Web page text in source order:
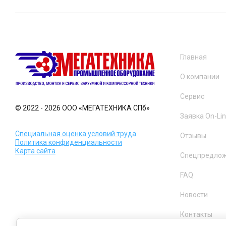
© 2022 - 2026 ООО «МЕГАТЕХНИКА СПб»
Специальная оценка условий труда
Политика конфиденциальности
Карта сайта
Главная
О компании
Сервис
Заявка On-
Отзывы
FAQ
Новости
Контакты